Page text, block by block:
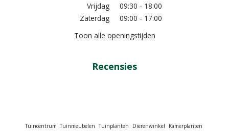
Vrijdag
09:30 - 18:00
Zaterdag
09:00 - 17:00
Toon alle openingstijden
Recensies
Tuincentrum Tuinmeubelen Tuinplanten Dierenwinkel Kamerplanten